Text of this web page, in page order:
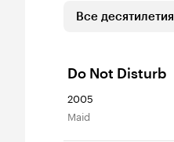
Все десятилетия
Do Not Disturb
2005
Maid